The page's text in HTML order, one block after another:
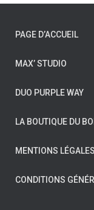
PAGE D’ACCUEIL
MAX’ STUDIO
DUO PURPLE WAY
LA BOUTIQUE DU
MENTIONS LÉGALES
CONDITIONS